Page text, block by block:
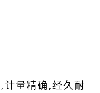
量精确,经久耐